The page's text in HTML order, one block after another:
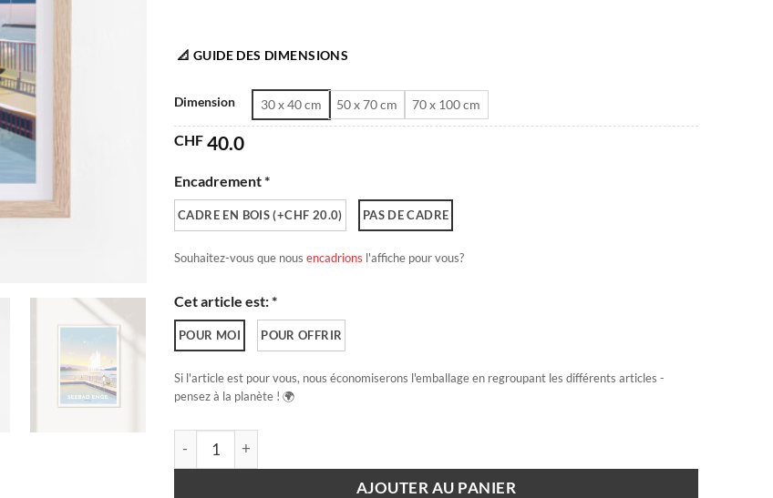
📐 GUIDE DES DIMENSIONS
Dimension 30 x 40 cm 50 x 70 cm 70 x 100 cm
CHF 40.0
Encadrement *
CADRE EN BOIS (+CHF 20.0) PAS DE CADRE
Souhaitez-vous que nous encadrions l'affiche pour vous?
Cet article est: *
POUR MOI POUR OFFRIR
Si l'article est pour vous, nous économiserons l'emballage en regroupant les différents articles -
pensez à la planète ! 🌍
quantité de Seebad Enge - Hiver
AJOUTER AU PANIER